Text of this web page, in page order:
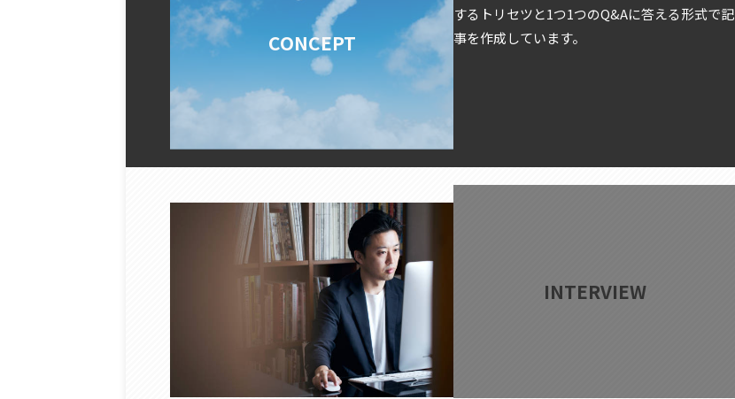
CONCEPT
するトリセツと1つ1つのQ&Aに答える形式で記
事を作成しています。
INTERVIEW